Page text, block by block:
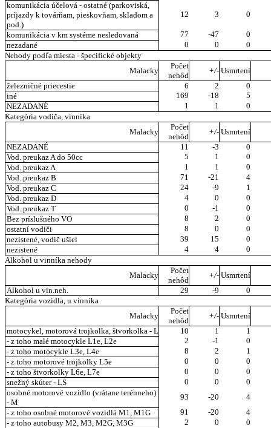
komunikácia účelová - ostatné (parkoviská,
príjazdy k továrňam, pieskovňam, skladom a
pod.)
12 3 0
komunikácia v km systéme nesledovaná 77 -47
0
nezadané
0 0
0
Nehody podľa miesta - špecifické objekty
Malacky
Počet
nehôd
+/- Usmrtení
železničné priecestie
6 2
0
iné
169 -18
5
NEZADANÉ
1 1
0
Kategória vodiča, vinníka
Malacky
Počet
nehôd
+/- Usmrtení
NEZADANÉ
11 -3
0
Vod. preukaz A do 50cc
5 1
0
Vod. preukaz A
1 1
0
Vod. preukaz B
71 -21
4
Vod. preukaz C
24 -9
1
Vod. preukaz D
4 0
0
Vod. preukaz T
0 -1
0
Bez príslušného VO
8 2
0
ostatní vodiči
8 0
0
nezistené, vodič ušiel
39 15
0
nezistené
4 4
0
Alkohol u vinníka nehody
Malacky
Počet
nehôd
+/- Usmrtení
Alkohol u vin.neh.
29 -9
0
Kategória vozidla, u vinníka
Malacky
Počet
nehôd
+/- Usmrtení
motocykel, motorová trojkolka, štvorkolka - L
10 1
1
- z toho malé motocykle L1e, L2e
2 -1
0
- z toho motocykle L3e, L4e
8 2
1
- z toho motorové trojkolky L5e
0 0
0
- z toho štvorkolky L6e, L7e
0 0
0
snežný skúter - LS
0 0
0
osobné motorové vozidlo (vrátane terénneho)
- M
93 -20
4
- z toho osobné motorové vozidlá M1, M1G
91 -20
4
- z toho autobusy M2, M3, M2G, M3G
2 0
0